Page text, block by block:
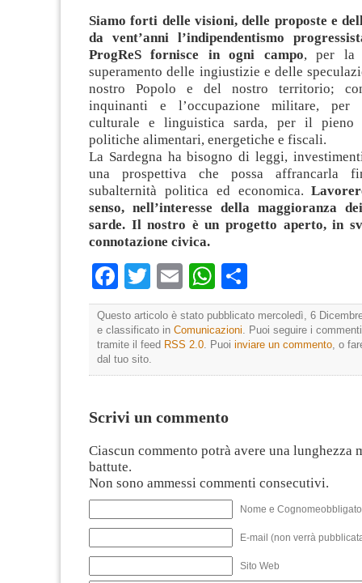
Siamo forti delle visioni, delle proposte e
da vent’anni l’indipendentismo
ProgReS fornisce in ogni campo, per la
superamento delle ingiustizie e delle
nostro Popolo e del nostro territorio;
inquinanti e l’occupazione militare, per
culturale e linguistica sarda, per il pieno
politiche alimentari, energetiche e fiscali.
La Sardegna ha bisogno di leggi,
una prospettiva che possa affrancarla
subalternità politica ed economica.
senso, nell’interesse della maggioranza
sarde. Il nostro è un progetto aperto, in
connotazione civica.
Facebook
TwitterEmailWhatsApp
Questo articolo è stato pubblicato mercoledì, 6
e classificato in Comunicazioni . Puoi seguire i
tramite il feed RSS 2.0 . Puoi inviare un commento , o
dal tuo sito.
Scrivi un commento
Ciascun commento potrà avere una lunghezza
battute.
Non sono ammessi commenti consecutivi.
Nome e
E-mail (non verrà
Sito Web